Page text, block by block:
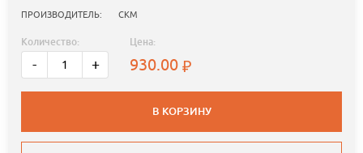
ПРОИЗВОДИТЕЛЬ: СКМ
Количество:
- +
Цена:
930.00
В КОРЗИНУ